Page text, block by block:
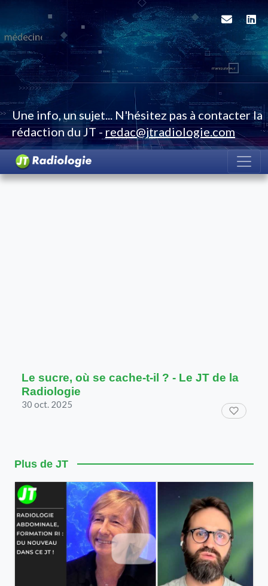
Une info, un sujet... N'hésitez pas à contacter la
rédaction du JT -redac@jtradiologie.com
Le sucre, où se cache-t-il ? - Le JT de la
Radiologie
30 oct. 2025
Plus de JT